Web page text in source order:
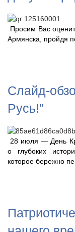
Просим Вас
Армянска, пройдя
Слайд-
Русь!"
28 июля — День
о глубоких
которое бережно